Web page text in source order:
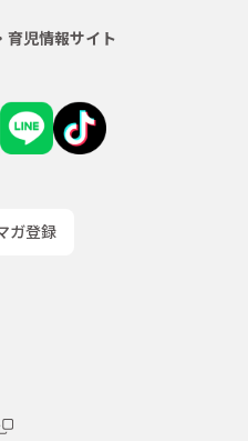
育児情報サイト
ガ登録